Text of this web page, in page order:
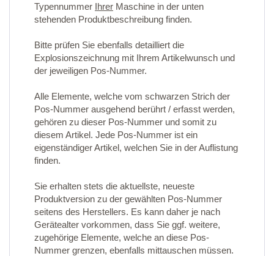
Typennummer Ihrer Maschine in der unten
stehenden Produktbeschreibung finden.
Bitte prüfen Sie ebenfalls detailliert die
Explosionszeichnung mit Ihrem Artikelwunsch und
der jeweiligen Pos-Nummer.
Alle Elemente, welche vom schwarzen Strich der
Pos-Nummer ausgehend berührt / erfasst werden,
gehören zu dieser Pos-Nummer und somit zu
diesem Artikel. Jede Pos-Nummer ist ein
eigenständiger Artikel, welchen Sie in der Auflistung
finden.
Sie erhalten stets die aktuellste, neueste
Produktversion zu der gewählten Pos-Nummer
seitens des Herstellers. Es kann daher je nach
Gerätealter vorkommen, dass Sie ggf. weitere,
zugehörige Elemente, welche an diese Pos-
Nummer grenzen, ebenfalls mittauschen müssen.